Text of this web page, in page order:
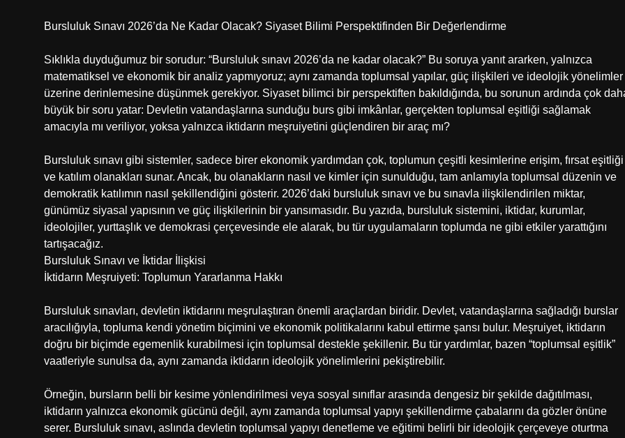
Bursluluk Sınavı 2026’da Ne Kadar Olacak? Siyaset Bilimi Perspektifinden Bir Değerlendirme
Sıklıkla duyduğumuz bir sorudur: “Bursluluk sınavı 2026’da ne kadar olacak?” Bu soruya yanıt ararken, yalnızca
matematiksel ve ekonomik bir analiz yapmıyoruz; aynı zamanda toplumsal yapılar, güç ilişkileri ve ideolojik yönelimler
üzerine derinlemesine düşünmek gerekiyor. Siyaset bilimci bir perspektiften bakıldığında, bu sorunun ardında çok
büyük bir soru yatar: Devletin vatandaşlarına sunduğu burs gibi imkânlar, gerçekten toplumsal eşitliği sağlamak
amacıyla mı veriliyor, yoksa yalnızca iktidarın meşruiyetini güçlendiren bir araç mı?
Bursluluk sınavı gibi sistemler, sadece birer ekonomik yardımdan çok, toplumun çeşitli kesimlerine erişim, fırsat eşitliği
ve katılım olanakları sunar. Ancak, bu olanakların nasıl ve kimler için sunulduğu, tam anlamıyla toplumsal düzenin ve
demokratik katılımın nasıl şekillendiğini gösterir. 2026’daki bursluluk sınavı ve bu sınavla ilişkilendirilen miktar,
günümüz siyasal yapısının ve güç ilişkilerinin bir yansımasıdır. Bu yazıda, bursluluk sistemini, iktidar, kurumlar,
ideolojiler, yurttaşlık ve demokrasi çerçevesinde ele alarak, bu tür uygulamaların toplumda ne gibi etkiler yarattığını
tartışacağız.
Bursluluk Sınavı ve İktidar İlişkisi
İktidarın Meşruiyeti: Toplumun Yararlanma Hakkı
Bursluluk sınavları, devletin iktidarını meşrulaştıran önemli araçlardan biridir. Devlet, vatandaşlarına sağladığı burslar
aracılığıyla, topluma kendi yönetim biçimini ve ekonomik politikalarını kabul ettirme şansı bulur. Meşruiyet, iktidarın
doğru bir biçimde egemenlik kurabilmesi için toplumsal destekle şekillenir. Bu tür yardımlar, bazen “toplumsal eşitlik”
vaatleriyle sunulsa da, aynı zamanda iktidarın ideolojik yönelimlerini pekiştirebilir.
Örneğin, bursların belli bir kesime yönlendirilmesi veya sosyal sınıflar arasında dengesiz bir şekilde dağıtılması,
iktidarın yalnızca ekonomik gücünü değil, aynı zamanda toplumsal yapıyı şekillendirme çabalarını da gözler önüne
serer. Bursluluk sınavı, aslında devletin toplumsal yapıyı denetleme ve eğitimi belirli bir ideolojik çerçeveye oturtma